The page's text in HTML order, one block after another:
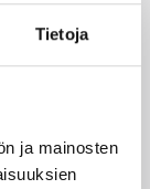
Tietoja
ja mainosten